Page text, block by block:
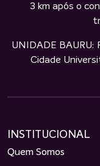
3 km após o
UNIDADE BAURU:
Cidade
INSTITUCIONAL
Quem Somos